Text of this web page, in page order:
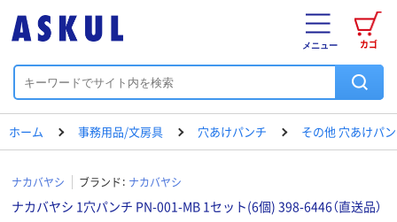
カゴ
メニュー
ホーム 事務用品/文房具 穴あけパンチ その他 穴あけパ
ナカバヤシ ブランド： ナカバヤシ
ナカバヤシ 1穴パンチ PN-001-MB 1セット(6個) 398-6446（直送品）